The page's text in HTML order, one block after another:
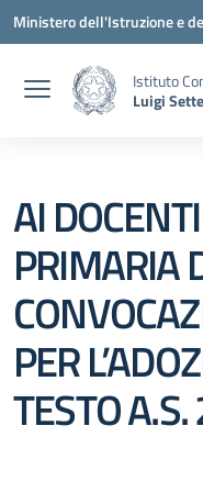
Vai ai contenuti
Vai al menu di navigazione
Vai al footer
Ministero dell'Istruzione e
Istituto
Luigi
AI
PRIMARIA
PER
TESTO